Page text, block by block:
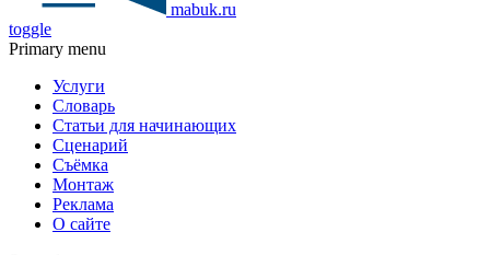
mabuk.ru
toggle
Primary menu
Услуги
Словарь
Статьи для начинающих
Сценарий
Съёмка
Монтаж
Реклама
О сайте